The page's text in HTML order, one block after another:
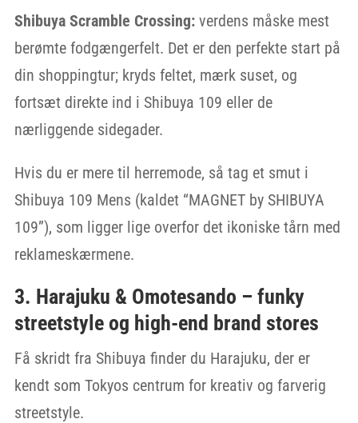
Shibuya Scramble Crossing:verdens måske mest
berømte fodgængerfelt. Det er den perfekte start på
din shoppingtur; kryds feltet, mærk suset, og
fortsæt direkte ind i Shibuya 109 eller de
nærliggende sidegader.
Hvis du er mere til herremode, så tag et smut i
Shibuya 109 Mens (kaldet “MAGNET by SHIBUYA
109”), som ligger lige overfor det ikoniske tårn med
reklameskærmene.
3. Harajuku & Omotesando – funky
streetstyle og high-end brand stores
Få skridt fra Shibuya finder du Harajuku, der er
kendt som Tokyos centrum for kreativ og farverig
streetstyle.